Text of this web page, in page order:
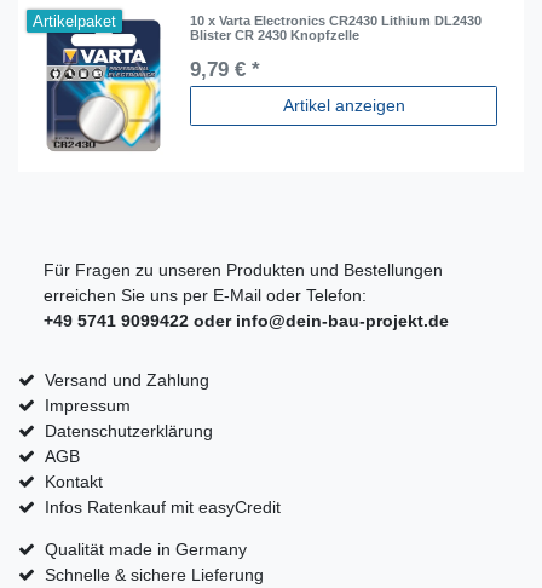
Artikelpaket
10 x Varta Electronics CR2430 Lithium DL2430
Blister CR 2430 Knopfzelle
9,79 € *
Artikel anzeigen
Für Fragen zu unseren Produkten und Bestellungen
erreichen Sie uns per E-Mail oder Telefon:
+49 5741 9099422 oder info@dein-bau-projekt.de
Versand und Zahlung
Impressum
Datenschutzerklärung
AGB
Kontakt
Infos Ratenkauf mit easyCredit
Qualität made in Germany
Schnelle & sichere Lieferung